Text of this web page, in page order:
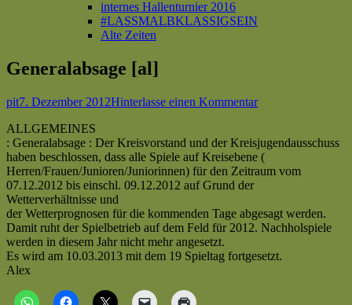
internes Hallenturnier 2016
#LASSMALBKLASSIGSEIN
Alte Zeiten
Generalabsage [al]
Autor
pitVeröffentlicht
7. Dezember 2012Hinterlasse einen Kommentarzu
ALLGEMEINES
: Generalabsage : Der Kreisvorstand und der Kreisjugendausschuss
haben beschlossen, dass alle Spiele auf Kreisebene (
Herren/Frauen/Junioren/Juniorinnen) für den Zeitraum vom
07.12.2012 bis einschl. 09.12.2012 auf Grund der
Wetterverhältnisse und
der Wetterprognosen für die kommenden Tage abgesagt werden.
Damit ruht der Spielbetrieb auf dem Feld für 2012. Nachholspiele
werden in diesem Jahr nicht mehr angesetzt.
Es wird am 10.03.2013 mit dem 19 Spieltag fortgesetzt.
Alex